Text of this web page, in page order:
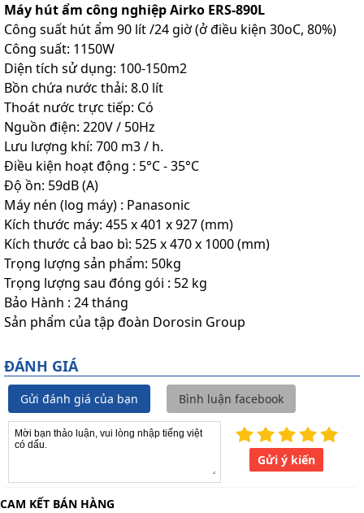
Máy hút ẩm công nghiệp Airko ERS-890L
Công suất hút ẩm 90 lít /24 giờ (ở điều kiện 30oC, 80%)
Công suất: 1150W
Diện tích sử dụng: 100-150m2
Bồn chứa nước thải: 8.0 lít
Thoát nước trực tiếp: Có
Nguồn điện: 220V / 50Hz
Lưu lượng khí: 700 m3 / h.
Điều kiện hoạt động : 5°C - 35°C
Độ ồn: 59dB (A)
Máy nén (log máy) : Panasonic
Kích thước máy: 455 x 401 x 927 (mm)
Kích thước cả bao bì: 525 x 470 x 1000 (mm)
Trọng lượng sản phẩm: 50kg
Trọng lượng sau đóng gói : 52 kg
Bảo Hành : 24 tháng
Sản phẩm của tập đoàn Dorosin Group
ĐÁNH GIÁ
Gửi đánh giá của bạn Bình luận facebook
Gửi ý kiến
CAM KẾT BÁN HÀNG